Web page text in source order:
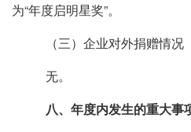
为“年度启明星奖”。
（三）企业对外捐赠情况
无。
八、年度内发生的重大事